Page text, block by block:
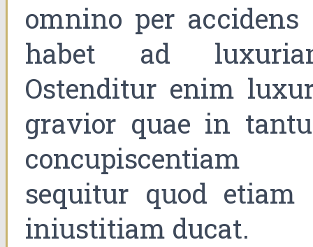
omnino per accidens
habet ad
Ostenditur enim
gravior quae in
concupiscentiam
sequitur quod etiam
iniustitiam ducat.